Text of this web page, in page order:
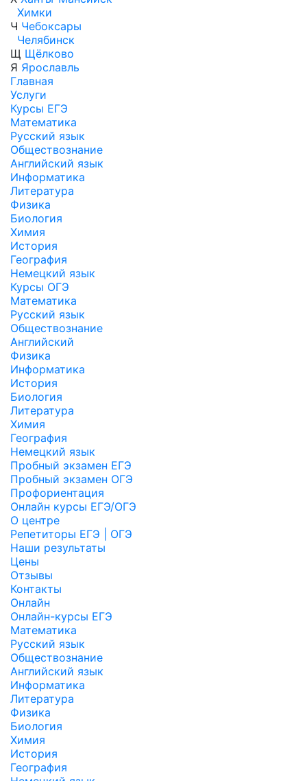
Химки
Ч Чебоксары
Челябинск
Щ Щёлково
Я Ярославль
Главная
Услуги
Курсы ЕГЭ
Математика
Русский язык
Обществознание
Английский язык
Информатика
Литература
Физика
Биология
Химия
История
География
Немецкий язык
Курсы ОГЭ
Математика
Русский язык
Обществознание
Английский
Физика
Информатика
История
Биология
Литература
Химия
География
Немецкий язык
Пробный экзамен ЕГЭ
Пробный экзамен ОГЭ
Профориентация
Онлайн курсы ЕГЭ/ОГЭ
О центре
Репетиторы ЕГЭ | ОГЭ
Наши результаты
Цены
Отзывы
Контакты
Онлайн
Онлайн-курсы ЕГЭ
Математика
Русский язык
Обществознание
Английский язык
Информатика
Литература
Физика
Биология
Химия
История
География